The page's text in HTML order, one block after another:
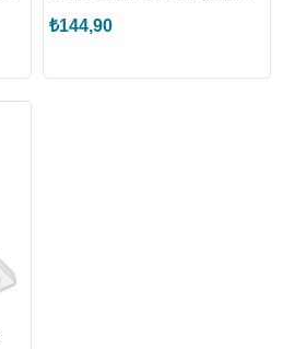
013012 20 44)
₺144,90